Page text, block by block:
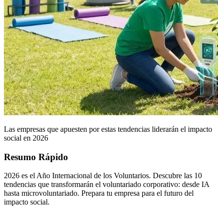
Las empresas que apuesten por estas tendencias liderarán el impacto
social en 2026
Resumo Rápido
2026 es el Año Internacional de los Voluntarios. Descubre las 10
tendencias que transformarán el voluntariado corporativo: desde IA
hasta microvoluntariado. Prepara tu empresa para el futuro del
impacto social.